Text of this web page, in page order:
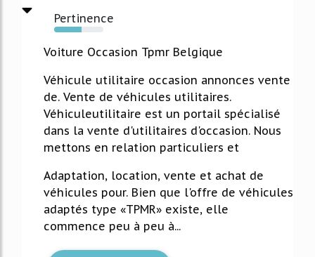
Pertinence
55%
Voiture Occasion Tpmr Belgique
Véhicule utilitaire occasion annonces vente
de. Vente de véhicules utilitaires.
Véhiculeutilitaire est un portail spécialisé
dans la vente d'utilitaires d'occasion. Nous
mettons en relation particuliers et
Adaptation, location, vente et achat de
véhicules pour. Bien que l'offre de véhicules
adaptés type «TPMR» existe, elle
commence peu à peu à...